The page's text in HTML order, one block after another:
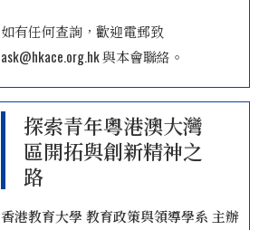
如有任何查詢，歡迎電郵致
ask@hkace.org.hk 與本會聯絡。
探索青年粵港澳大灣
區開拓與創新精神之
路
香港教育大學 教育政策與領導學系 主辦